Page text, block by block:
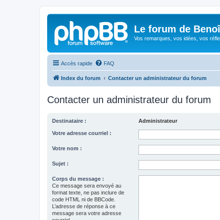
Le forum de
Vos remarques, vos idées, vos
Accès rapide FAQ
Index du forum Contacter un administrateur du forum
Contacter un administrateur du forum
Destinataire : Administrateur
Votre adresse courriel :
Votre nom :
Sujet :
Corps du message :
Ce message sera envoyé au
format texte, ne pas inclure de
code HTML ni de BBCode.
L’adresse de réponse à ce
message sera votre adresse